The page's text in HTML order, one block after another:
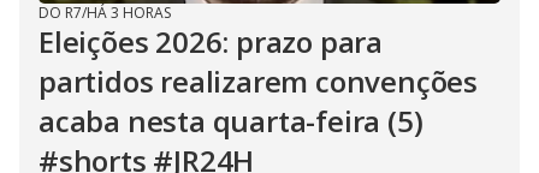
DO R7/HÁ 3 HORAS
Eleições 2026: prazo para
partidos realizarem convenções
acaba nesta quarta-feira (5)
#shorts #JR24H